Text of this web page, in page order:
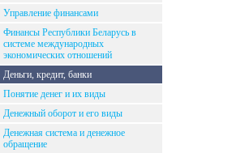
Управление финансами
Финансы Республики Беларусь в
системе международных
экономических отношений
Деньги, кредит, банки
Понятие денег и их виды
Денежный оборот и его виды
Денежная система и денежное
обращение